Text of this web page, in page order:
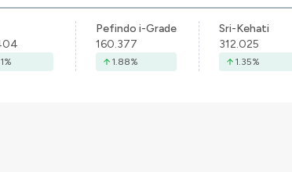
%
Pefindo i-Grade
160.377
1.88%
Sri-Kehati
312.025
1.35%